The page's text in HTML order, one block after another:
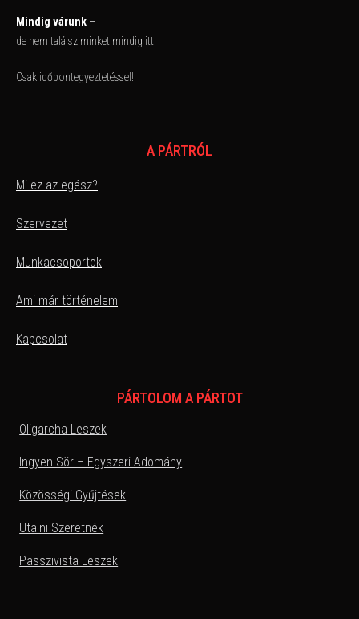
Mindig várunk –
de nem találsz minket mindig itt.
Csak időpontegyeztetéssel!
A PÁRTRÓL
Mi ez az egész?
Szervezet
Munkacsoportok
Ami már történelem
Kapcsolat
PÁRTOLOM A PÁRTOT
Oligarcha Leszek
Ingyen Sör – Egyszeri Adomány
Közösségi Gyűjtések
Utalni Szeretnék
Passzivista Leszek